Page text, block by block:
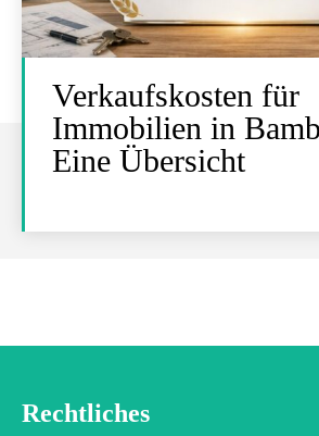
Verkaufskosten für
Immobilien in
Eine Übersicht
Rechtliches